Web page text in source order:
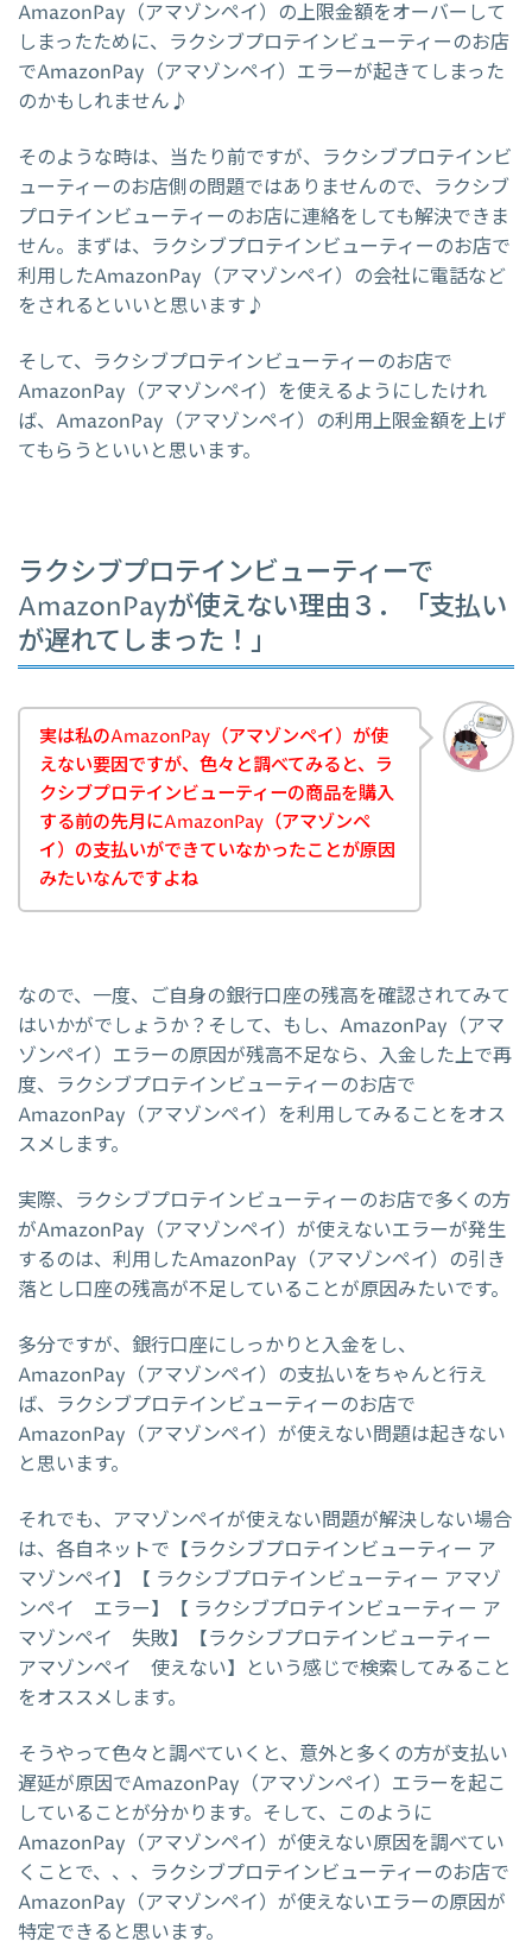
AmazonPay（アマゾンペイ）の上限金額をオーバーして
しまったために、ラクシブプロテインビューティーのお店
でAmazonPay（アマゾンペイ）エラーが起きてしまった
のかもしれません♪
そのような時は、当たり前ですが、ラクシブプロテインビ
ューティーのお店側の問題ではありませんので、ラクシブ
プロテインビューティーのお店に連絡をしても解決できま
せん。まずは、ラクシブプロテインビューティーのお店で
利用したAmazonPay（アマゾンペイ）の会社に電話など
をされるといいと思います♪
そして、ラクシブプロテインビューティーのお店で
AmazonPay（アマゾンペイ）を使えるようにしたけれ
ば、AmazonPay（アマゾンペイ）の利用上限金額を上げ
てもらうといいと思います。
ラクシブプロテインビューティーで
AmazonPayが使えない理由３．「支払い
が遅れてしまった！」
実は私のAmazonPay（アマゾンペイ）が使
えない要因ですが、色々と調べてみると、ラ
クシブプロテインビューティーの商品を購入
する前の先月にAmazonPay（アマゾンペ
イ）の支払いができていなかったことが原因
みたいなんですよね
なので、一度、ご自身の銀行口座の残高を確認されてみて
はいかがでしょうか？そして、もし、AmazonPay（アマ
ゾンペイ）エラーの原因が残高不足なら、入金した上で再
度、ラクシブプロテインビューティーのお店で
AmazonPay（アマゾンペイ）を利用してみることをオス
スメします。
実際、ラクシブプロテインビューティーのお店で多くの方
がAmazonPay（アマゾンペイ）が使えないエラーが発生
するのは、利用したAmazonPay（アマゾンペイ）の引き
落とし口座の残高が不足していることが原因みたいです。
多分ですが、銀行口座にしっかりと入金をし、
AmazonPay（アマゾンペイ）の支払いをちゃんと行え
ば、ラクシブプロテインビューティーのお店で
AmazonPay（アマゾンペイ）が使えない問題は起きない
と思います。
それでも、アマゾンペイが使えない問題が解決しない場合
は、各自ネットで【ラクシブプロテインビューティー ア
マゾンペイ】【 ラクシブプロテインビューティー アマゾ
ンペイ エラー】【 ラクシブプロテインビューティー ア
マゾンペイ 失敗】【ラクシブプロテインビューティー
アマゾンペイ 使えない】という感じで検索してみること
をオススメします。
そうやって色々と調べていくと、意外と多くの方が支払い
遅延が原因でAmazonPay（アマゾンペイ）エラーを起こ
していることが分かります。そして、このように
AmazonPay（アマゾンペイ）が使えない原因を調べてい
くことで、、、ラクシブプロテインビューティーのお店で
AmazonPay（アマゾンペイ）が使えないエラーの原因が
特定できると思います。